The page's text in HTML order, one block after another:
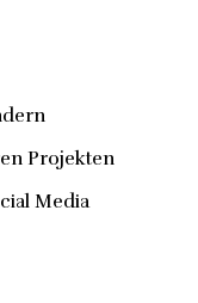
Projekten
Media